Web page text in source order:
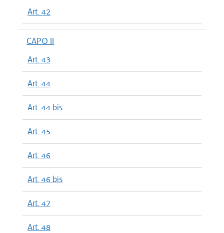
Art. 42
CAPO II
Art. 43
Art. 44
Art. 44 bis
Art. 45
Art. 46
Art. 46 bis
Art. 47
Art. 48